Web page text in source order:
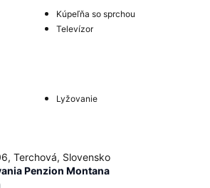
Kúpeľňa so sprchou
Televízor
Lyžovanie
Terchová, Slovensko
Penzion Montana